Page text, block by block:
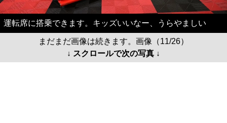
運転席に搭乗できます。キッズいいなー、うらやましい
まだまだ画像は続きます。画像（11/26）
↓ スクロールで次の写真 ↓